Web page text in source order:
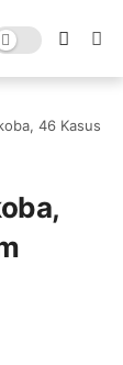
46 Kasus